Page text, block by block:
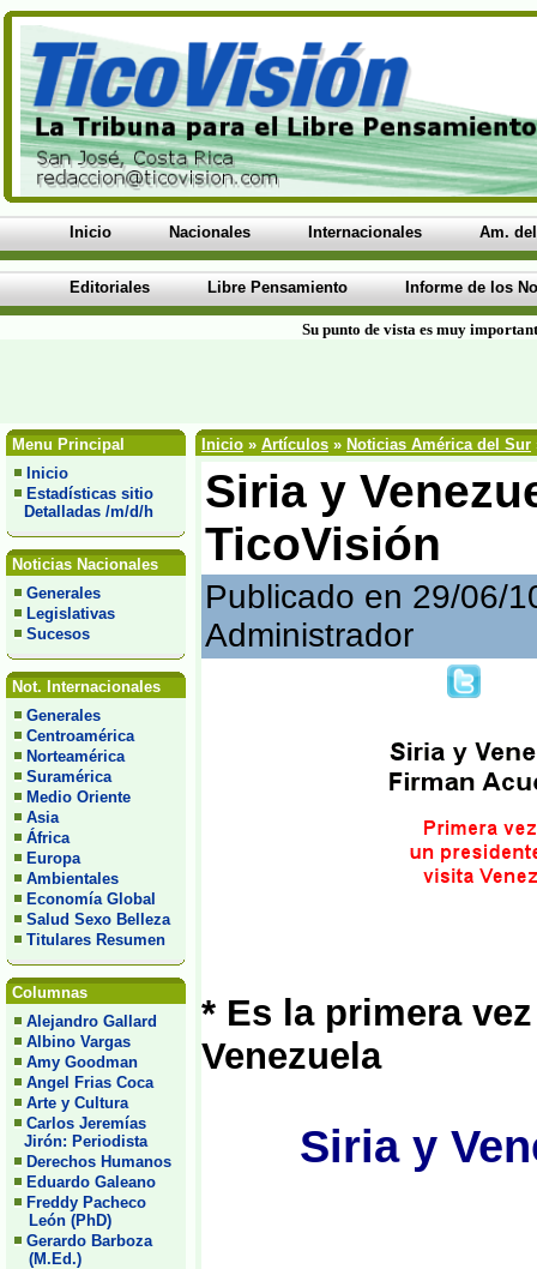
Inicio Nacionales Internacionales Am.
Editoriales Libre Pensamiento Informe de los
Su punto de vista es muy
Menu Principal
Inicio
Estadísticas sitio
Detalladas /m/d/h
Noticias Nacionales
Generales
Legislativas
Sucesos
Not. Internacionales
Generales
Centroamérica
Norteamérica
Suramérica
Medio Oriente
Asia
África
Europa
Ambientales
Economía Global
Salud Sexo Belleza
Titulares Resumen
Columnas
Alejandro Gallard
Albino Vargas
Amy Goodman
Angel Frias Coca
Arte y Cultura
Carlos Jeremías
Jirón: Periodista
Derechos Humanos
Eduardo Galeano
Freddy Pacheco
León (PhD)
Gerardo Barboza
(M.Ed.)
Inicio » Artículos » Noticias América del Sur
Siria y
TicoVisión
Publicado en 29/06/
Administrador
* Es la primera
Venezuela
Siria y